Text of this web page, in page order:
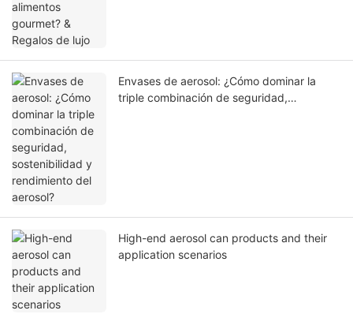
Envases de aerosol: ¿Cómo dominar la
triple combinación de seguridad,
High-end aerosol can products and their
application scenarios